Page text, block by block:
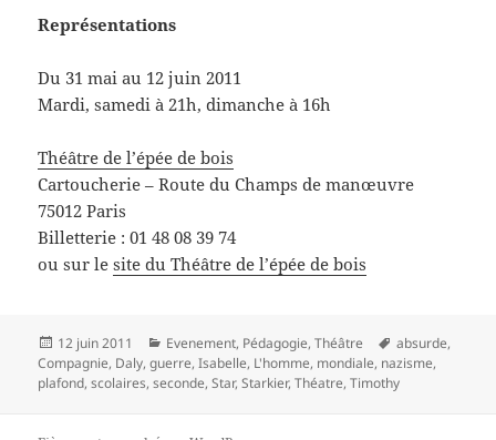
Représentations
Du 31 mai au 12 juin 2011
Mardi, samedi à 21h, dimanche à 16h
Théâtre de l’épée de bois
Cartoucherie – Route du Champs de manœuvre
75012 Paris
Billetterie : 01 48 08 39 74
ou sur lesite du Théâtre de l’épée de bois
Publié
le
12 juin 2011 Catégories
Evenement, Pédagogie,Théâtre
Mots-
clés
absurde,
Compagnie, Daly,guerre,Isabelle, L'homme, mondiale, nazisme,
plafond,scolaires,seconde,Star,Starkier,Théatre,Timothy